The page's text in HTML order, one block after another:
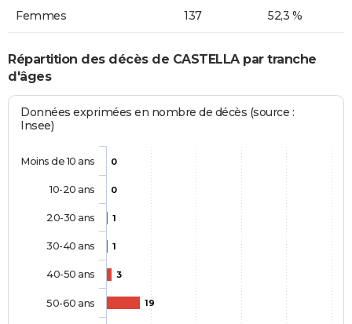
Femmes 137 52,3 %
Répartition des décès de CASTELLA par tranche
d'âges
Données exprimées en nombre de décès (source :
Insee)
0
0
1
1
3
19
Moins de 10 ans
10-20 ans
20-30 ans
30-40 ans
40-50 ans
50-60 ans